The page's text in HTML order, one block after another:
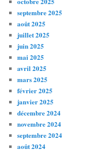
septembre 2025
août 2025
juillet 2025
juin 2025
mai 2025
avril 2025
mars 2025
février 2025
janvier 2025
décembre 2024
novembre 2024
septembre 2024
août 2024